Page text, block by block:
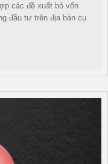
các đề xuất bỏ vốn
đầu tư trên địa bàn cụ